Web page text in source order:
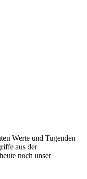
Werte und Tugenden
aus der
noch unser